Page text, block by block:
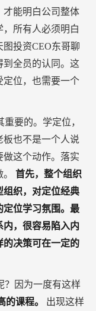
才能明白公司整体
所有人必须明白
投资CEO东哥聊
到全员的认同。这
定位，也需要一个
要的。学定位，
板也不是一个人说
做这个动作。落实
首先，整个组织
组织，对定位经典
定位学习氛围。最
内，很容易陷入内
的决策可在一定的
？因为一度有这样
的课程。 出现这样